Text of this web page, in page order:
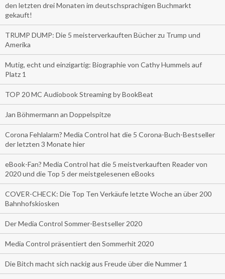
den letzten drei Monaten im deutschsprachigen Buchmarkt
gekauft!
TRUMP DUMP: Die 5 meisterverkauften Bücher zu Trump und
Amerika
Mutig, echt und einzigartig: Biographie von Cathy Hummels auf
Platz 1
TOP 20 MC Audiobook Streaming by BookBeat
Jan Böhmermann an Doppelspitze
Corona Fehlalarm? Media Control hat die 5 Corona-Buch-Bestseller
der letzten 3 Monate hier
eBook-Fan? Media Control hat die 5 meistverkauften Reader von
2020 und die Top 5 der meistgelesenen eBooks
COVER-CHECK: Die Top Ten Verkäufe letzte Woche an über 200
Bahnhofskiosken
Der Media Control Sommer-Bestseller 2020
Media Control präsentiert den Sommerhit 2020
Die Bitch macht sich nackig aus Freude über die Nummer 1